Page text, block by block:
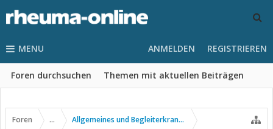
MENU
Foren durchsuchen Themen mit aktuellen Beiträgen
ANMELDEN REGISTRIEREN
Foren ... Allgemeines und Begleiterkrankungen